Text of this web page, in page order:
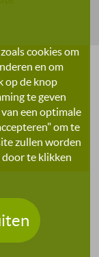
cookies om
en om
op de knop
te geven
een optimale
om te
zullen worden
te klikken